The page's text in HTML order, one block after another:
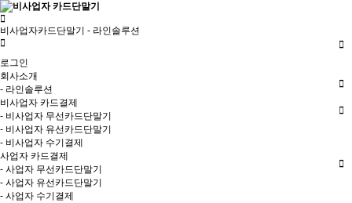
비사업자카드단말기 - 라인솔루션
로그인
회사소개
- 라인솔루션
비사업자 카드결제
- 비사업자 무선카드단말기
- 비사업자 유선카드단말기
- 비사업자 수기결제
사업자 카드결제
- 사업자 무선카드단말기
- 사업자 유선카드단말기
- 사업자 수기결제